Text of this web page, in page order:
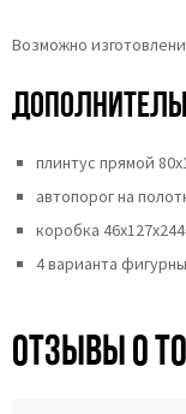
Возможно
плинтус прямой
автопорог на
коробка
4 варианта
Отзывы о